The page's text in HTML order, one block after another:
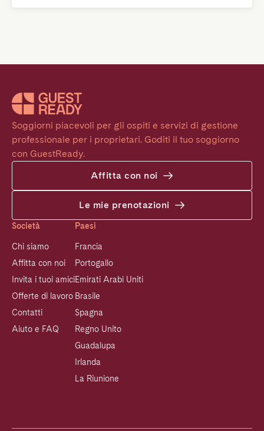
Soggiorni piacevoli per gli ospiti e servizi di gestione
professionale per i proprietari. Goditi il tuo soggiorno
con GuestReady.
Affitta con noi
Le mie prenotazioni
Società
Chi siamo
Affitta con noi
Invita i tuoi amici
Offerte di lavoro
Contatti
Aiuto e FAQ
Paesi
Francia
Portogallo
Emirati Arabi Uniti
Brasile
Spagna
Regno Unito
Guadalupa
Irlanda
La Riunione